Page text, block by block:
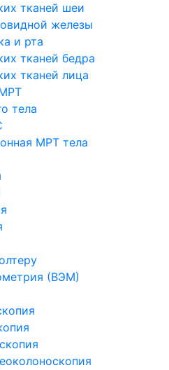
тканей шеи
железы
и рта
тканей бедра
тканей лица
тела
МРТ тела
(ВЭМ)